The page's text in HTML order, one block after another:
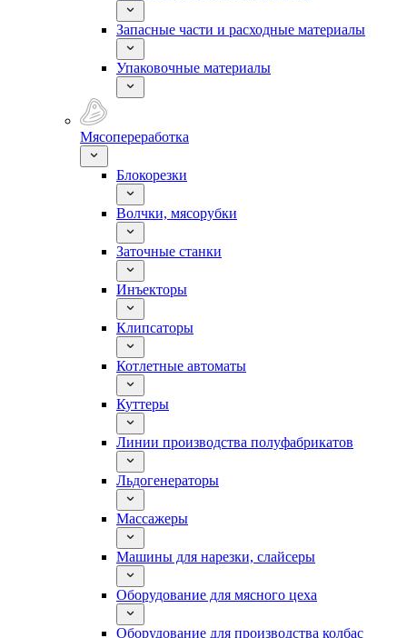
Запасные части и расходные материалы
Упаковочные материалы
Мясопереработка
Блокорезки
Волчки, мясорубки
Заточные станки
Инъекторы
Клипсаторы
Котлетные автоматы
Куттеры
Линии производства полуфабрикатов
Льдогенераторы
Массажеры
Машины для нарезки, слайсеры
Оборудование для мясного цеха
Оборудование для производства колбас